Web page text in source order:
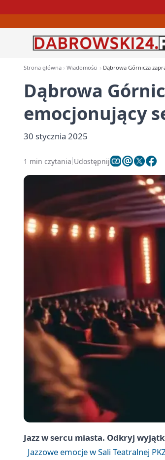
Strona główna Wiadomości Dąbrowa Górnicza
Dąbrowa
emocjonujący
30 stycznia 2025
1 min czytania Udostępnij
Jazz w sercu miasta. Odkryj
Jazzowe emocje w Sali Teatralnej